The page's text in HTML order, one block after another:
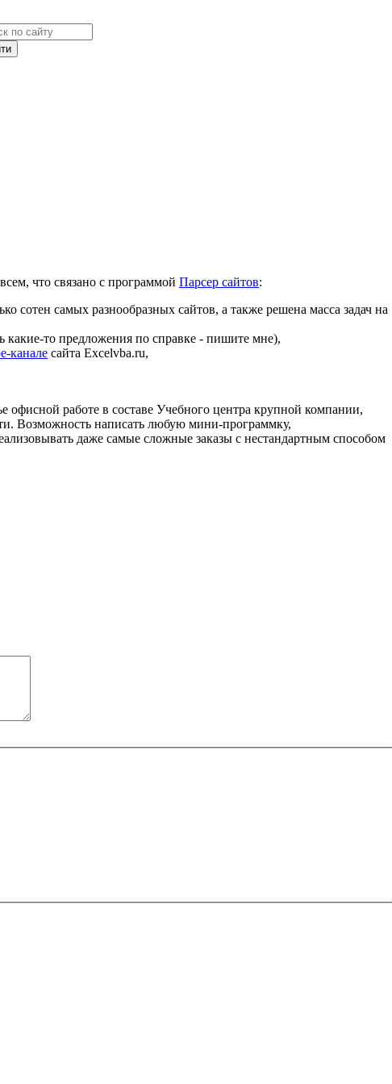
что связано с программой Парсер сайтов:
сотен самых разнообразных сайтов, а также решена масса задач на
какие-то предложения по справке - пишите мне),
канале сайта Excelvba.ru,
работе в составе Учебного центра крупной компании,
Возможность написать любую мини-программку,
даже самые сложные заказы с нестандартным способом